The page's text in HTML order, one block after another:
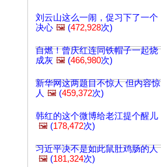
刘云山这么一闹，促习下了一个
决心 🖼️ (472,928次)
自燃！曾庆红连同铁帽子一起烧
成灰 🖼️ (466,980次)
新华网这两题目不惊人 但内容惊
人 🖼️ (459,372次)
韩红的这个微博给老江提个醒儿
🖼️ (178,472次)
习近平决不是如此鼠肚鸡肠的人
🖼️ (181,324次)